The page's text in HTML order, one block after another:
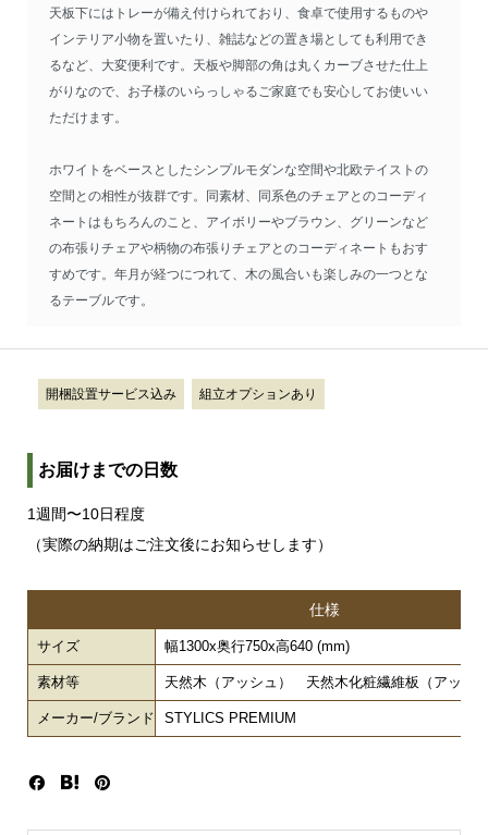
天板下にはトレーが備え付けられており、食卓で使用するものや
インテリア小物を置いたり、雑誌などの置き場としても利用でき
るなど、大変便利です。天板や脚部の角は丸くカーブさせた仕上
がりなので、お子様のいらっしゃるご家庭でも安心してお使いい
ただけます。
ホワイトをベースとしたシンプルモダンな空間や北欧テイストの
空間との相性が抜群です。同素材、同系色のチェアとのコーディ
ネートはもちろんのこと、アイボリーやブラウン、グリーンなど
の布張りチェアや柄物の布張りチェアとのコーディネートもおす
すめです。年月が経つにつれて、木の風合いも楽しみの一つとな
るテーブルです。
開梱設置サービス込み 組立オプションあり
お届けまでの日数
1週間〜10日程度
（実際の納期はご注文後にお知らせします）
仕様
サイズ 幅1300x奥行750x高640 (mm)
素材等 天然木（アッシュ） 天然木化粧繊維板（アッ
メーカー/ブランド STYLICS PREMIUM